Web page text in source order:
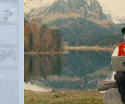
Anwil
Appenzell
Au SG
Baar
Baden
Balsthal